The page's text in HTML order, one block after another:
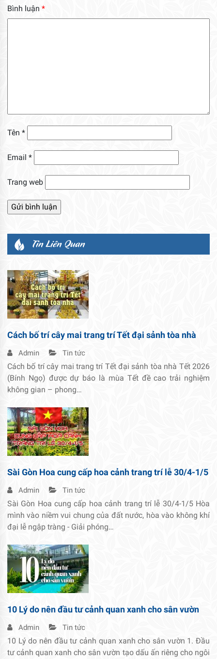
Bình luận *
Tên *
Email *
Trang web
Tin Liên Quan
Cách bố trí cây mai trang trí Tết đại sảnh tòa nhà
Admin Tin tức
Cách bố trí cây mai trang trí Tết đại sảnh tòa nhà Tết 2026
(Bính Ngọ) được dự báo là mùa Tết đề cao trải nghiệm
không gian – phong…
Sài Gòn Hoa cung cấp hoa cảnh trang trí lễ 30/4-1/5
Admin Tin tức
Sài Gòn Hoa cung cấp hoa cảnh trang trí lễ 30/4-1/5 Hòa
mình vào niềm vui chung của đất nước, hòa vào không khí
đại lễ ngập tràng - Giải phóng…
10 Lý do nên đầu tư cảnh quan xanh cho sân vườn
Admin Tin tức
10 Lý do nên đầu tư cảnh quan xanh cho sân vườn 1. Đầu
tư cảnh quan xanh cho sân vườn tạo dấu ấn riêng cho ngôi